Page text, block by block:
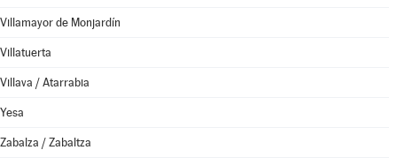
Villamayor de Monjardín
Villatuerta
Villava / Atarrabia
Yesa
Zabalza / Zabaltza